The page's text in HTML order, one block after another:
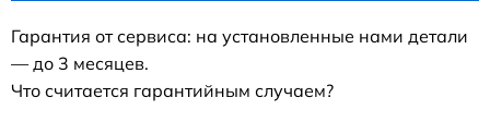
Гарантия от сервиса: на установленные нами детали
— до 3 месяцев.
Что считается гарантийным случаем?